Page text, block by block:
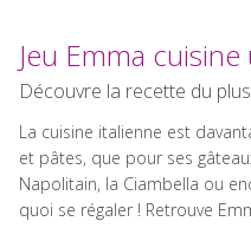
Jeu Emma
Découvre la recette du
La cuisine italienne est
et pâtes, que pour ses
Napolitain, la Ciambella ou
quoi se régaler ! Retrouve